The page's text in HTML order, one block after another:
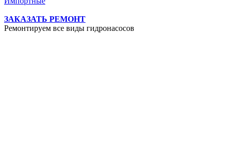
ЗАКАЗАТЬ РЕМОНТ
Ремонтируем все виды гидронасосов